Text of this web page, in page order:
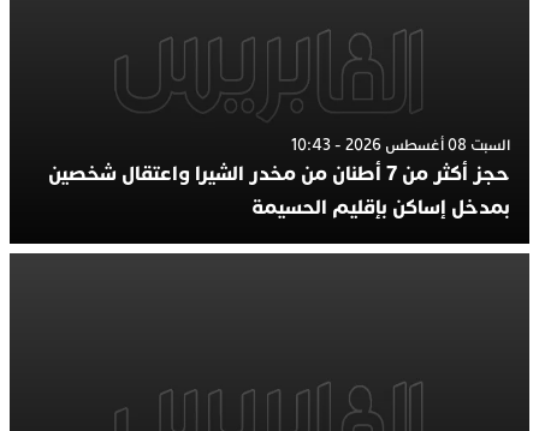
السبت 08 أغسطس 2026 - 10:43
حجز أكثر من 7 أطنان من مخدر الشيرا واعتقال شخصين
بمدخل إساكن بإقليم الحسيمة